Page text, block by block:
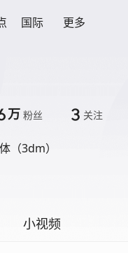
国际 更多
万 粉丝 3 关注
（3dm）
小视频